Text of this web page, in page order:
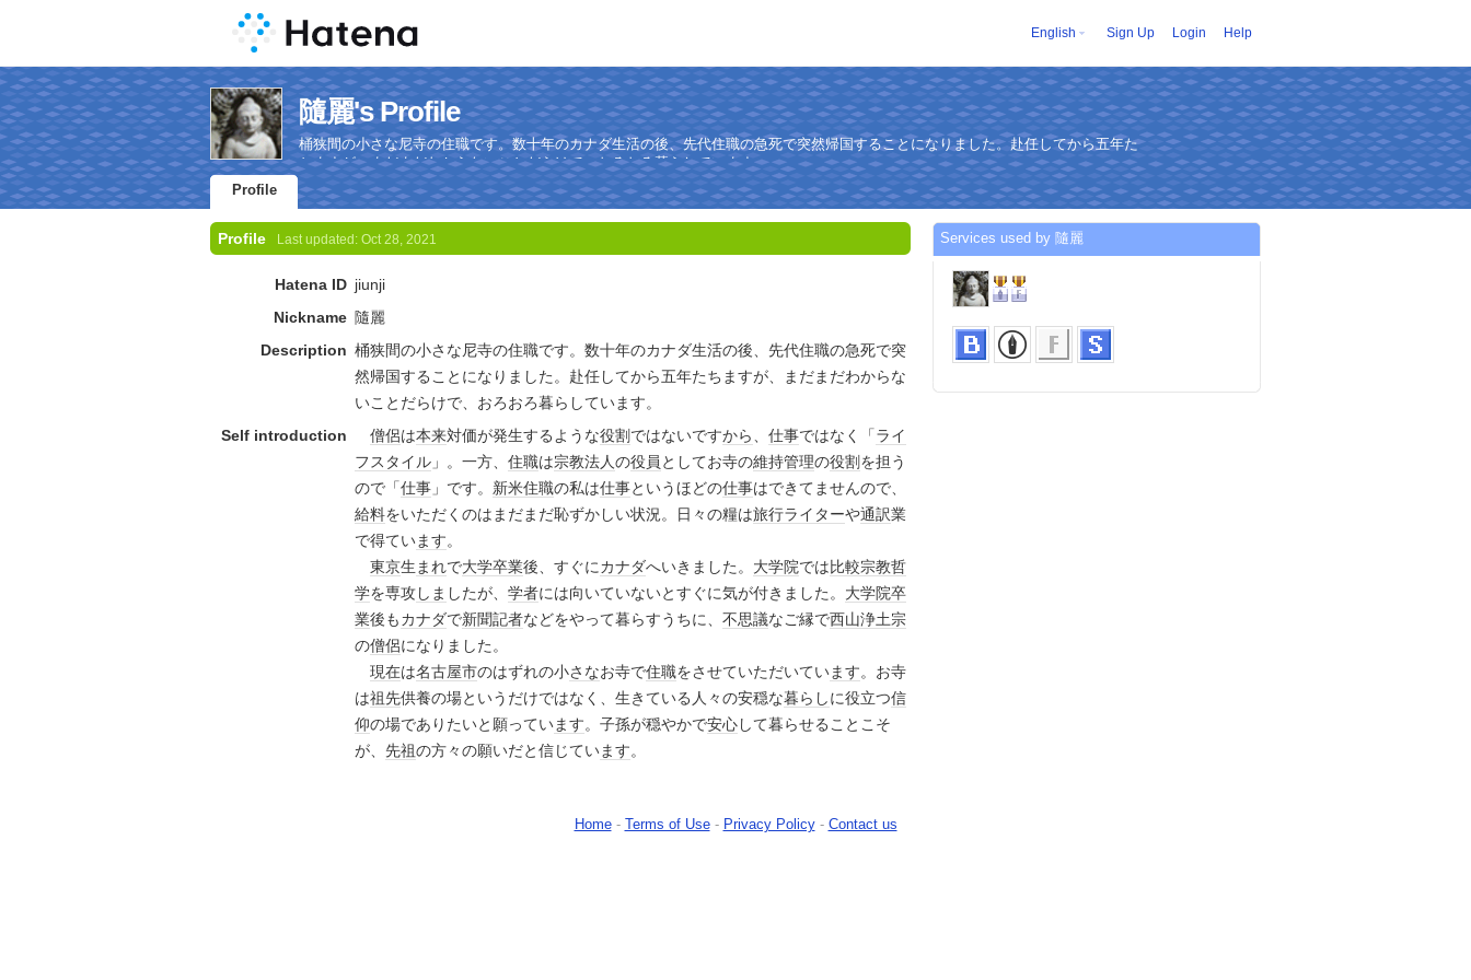
English Sign Up Login Help
隨麗's Profile
桶狭間の小さな尼寺の住職です。数十年のカナダ生活の後、先代住職の急死で突然帰国することになりました。赴任してから五年た
ちますが、まだまだわからないことだらけで、おろおろ暮らしています。
Profile
Profile Last updated: Oct 28, 2021
Hatena ID jiunji
Nickname 隨麗
Description 桶狭間の小さな尼寺の住職です。数十年のカナダ生活の後、先代住職の急死で突
然帰国することになりました。赴任してから五年たちますが、まだまだわからな
いことだらけで、おろおろ暮らしています。
Self introduction
僧侶は本来対価が発生するような役割 ではないですから、 仕事ではなく「ライ
フスタイル 」。一方、 住職は宗教法人の役員 としてお寺の維持管理の役割 を担う
ので「仕事 」です。 新米住職の私は仕事というほどの仕事はできてませんので、
給料をいただくのはまだまだ恥ずかしい状況。日々の糧は旅行ライターや通訳業
で得ています。
東京生まれで大学卒業後、すぐにカナダへいきました。 大学院では比較宗教哲
学を専攻しま したが、 学者には向いていないとすぐに気が付きました。 大学院卒
業後もカナダで新聞記者などをやって暮らすうちに、 不思議なご縁で西山浄土宗
の僧侶になりました。
現在は名古屋市のはずれの小さなお寺で住職をさせていただいています。お寺
は祖先供養の場というだけではなく、生きている人々の安穏な暮らしに役立つ信
仰の場でありたいと願っています。子孫が穏やかで安心して暮らせることこそ
が、 先祖の方々の願いだと信じています。
Services used by 隨麗
Home- Terms of Use- Privacy Policy- Contact us